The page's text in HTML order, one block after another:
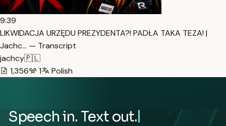
9:39
LIKWIDACJA URZĘDU PREZYDENTA?! PADŁA TAKA TEZA! |
Jachc… — Transcript
jachcy🇵🇱
1,356
1 Polish
Speech in. Text out.